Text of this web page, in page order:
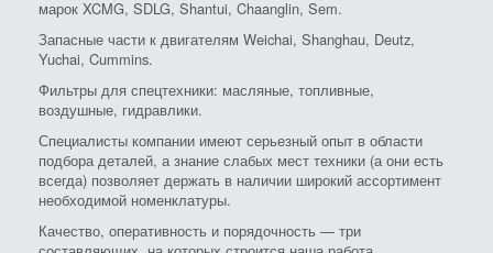
марок XCMG, SDLG, Shantui, Chaanglin, Sem.
Запасные части к двигателям Weichai, Shanghau, Deutz,
Yuchai, Cummins.
Фильтры для спецтехники: масляные, топливные,
воздушные, гидравлики.
Специалисты компании имеют серьезный опыт в области
подбора деталей, а знание слабых мест техники (а они есть
всегда) позволяет держать в наличии широкий ассортимент
необходимой номенклатуры.
Качество, оперативность и порядочность — три